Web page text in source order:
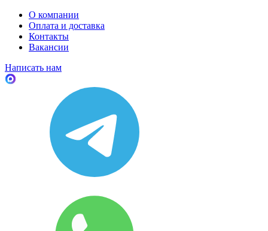
О компании
Оплата и доставка
Контакты
Вакансии
Написать нам